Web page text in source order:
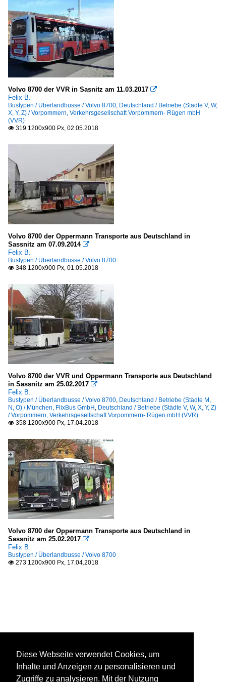
Volvo 8700 der VVR in Sasnitz am 11.03.2017 
Felix B.
Bustypen / Überlandbusse / Volvo 8700, Deutschland / Betriebe (Städte V, W,
X, Y, Z) / Vorpommern, Verkehrsgesellschaft Vorpommern- Rügen mbH
(VVR)
 319 1200x900 Px, 02.05.2018
Volvo 8700 der Oppermann Transporte aus Deutschland in
Sassnitz am 07.09.2014 
Felix B.
Bustypen / Überlandbusse / Volvo 8700
 348 1200x900 Px, 01.05.2018
Volvo 8700 der VVR und Oppermann Transporte aus Deutschland
in Sassnitz am 25.02.2017 
Felix B.
Bustypen / Überlandbusse / Volvo 8700, Deutschland / Betriebe (Städte M,
N, O) / München, FlixBus GmbH , Deutschland / Betriebe (Städte V, W, X, Y, Z)
/ Vorpommern, Verkehrsgesellschaft Vorpommern- Rügen mbH (VVR)
 358 1200x900 Px, 17.04.2018
Volvo 8700 der Oppermann Transporte aus Deutschland in
Sassnitz am 25.02.2017 
Felix B.
Bustypen / Überlandbusse / Volvo 8700
 273 1200x900 Px, 17.04.2018
Diese Webseite verwendet Cookies, um
Inhalte und Anzeigen zu personalisieren und
Zugriffe zu analysieren. Mit der Nutzung